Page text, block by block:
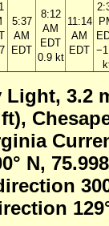
5:37
AM
EDT
8:12
AM
EDT
0.9 kt
11:14
AM
EDT
Light, 3.2
N,